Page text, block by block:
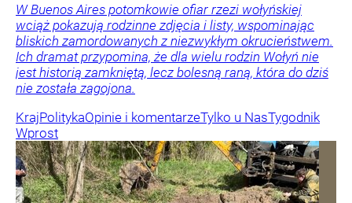
W Buenos Aires potomkowie ofiar rzezi wołyńskiej
wciąż pokazują rodzinne zdjęcia i listy, wspominając
bliskich zamordowanych z niezwykłym okrucieństwem.
Ich dramat przypomina, że dla wielu rodzin Wołyń nie
jest historią zamkniętą, lecz bolesną raną, która do dziś
nie została zagojona.
KrajPolitykaOpinie i komentarzeTylko u NasTygodnik
Wprost